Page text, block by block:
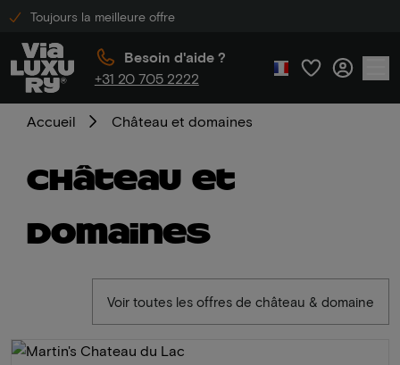
Toujours la meilleure offre
Besoin d'aide ?
+31 20 705 2222
Accueil Château et domaines
Château et
domaines
Voir toutes les offres de château & domaine